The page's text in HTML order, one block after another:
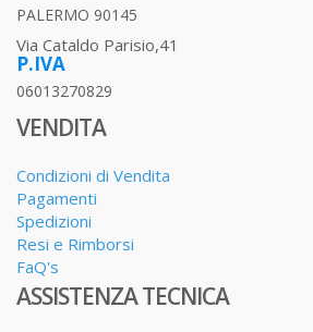
PALERMO 90145
Via Cataldo Parisio,41
P.IVA
06013270829
VENDITA
Condizioni di Vendita
Pagamenti
Spedizioni
Resi e Rimborsi
FaQ's
ASSISTENZA TECNICA